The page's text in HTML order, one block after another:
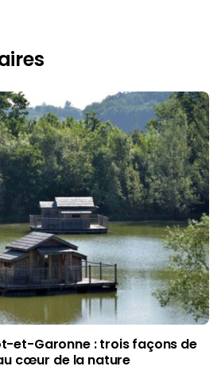
et-Garonne : trois façons de
cœur de la nature